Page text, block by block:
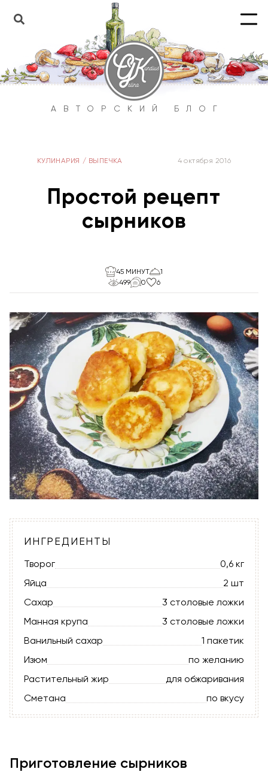
АВТОРСКИЙ БЛОГ
КУЛИНАРИЯ / ВЫПЕЧКА 4 октября 2016
Простой рецепт
сырников
45 МИНУТ
1
499
0 6
ИНГРЕДИЕНТЫ
Творог
0,6 кг
Яйца
2 шт
Сахар
3 столовые ложки
Манная крупа
3 столовые ложки
Ванильный сахар
1 пакетик
Изюм
по желанию
Растительный жир
для обжаривания
Сметана
по вкусу
Приготовление сырников